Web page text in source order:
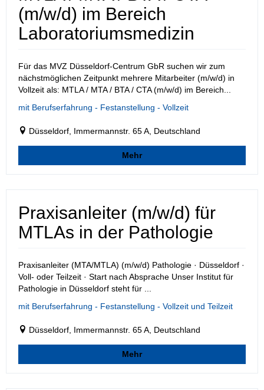
(m/w/d) im Bereich
Laboratoriumsmedizin
Für das MVZ Düsseldorf-Centrum GbR suchen wir zum
nächstmöglichen Zeitpunkt mehrere Mitarbeiter (m/w/d) in
Vollzeit als: MTLA / MTA / BTA / CTA (m/w/d) im Bereich...
mit Berufserfahrung - Festanstellung - Vollzeit
Düsseldorf, Immermannstr. 65 A, Deutschland
Mehr
Praxisanleiter (m/w/d) für
MTLAs in der Pathologie
Praxisanleiter (MTA/MTLA) (m/w/d) Pathologie · Düsseldorf ·
Voll- oder Teilzeit · Start nach Absprache Unser Institut für
Pathologie in Düsseldorf steht für ...
mit Berufserfahrung - Festanstellung - Vollzeit und Teilzeit
Düsseldorf, Immermannstr. 65 A, Deutschland
Mehr